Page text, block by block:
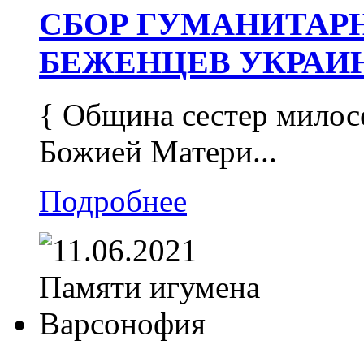
СБОР
БЕЖЕНЦЕВ
{ Община сестер
Божией Матери...
Подробнее